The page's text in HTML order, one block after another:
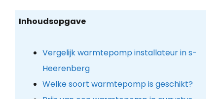
Inhoudsopgave
Vergelijk warmtepomp installateur in s-
Heerenberg
Welke soort warmtepomp is geschikt?